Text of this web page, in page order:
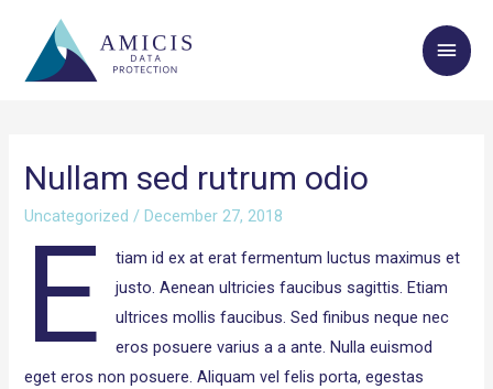
Main
Nullam sed rutrum odio
Uncategorized /December 27, 2018
E
tiam id ex at erat fermentum luctus maximus et
justo. Aenean ultricies faucibus sagittis. Etiam
ultrices mollis faucibus. Sed finibus neque nec
eros posuere varius a a ante. Nulla euismod
eget eros non posuere. Aliquam vel felis porta, egestas